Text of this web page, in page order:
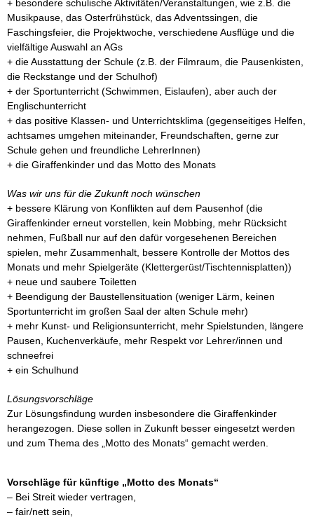
+ besondere schulische Aktivitäten/Veranstaltungen, wie z.B. die
Musikpause, das Osterfrühstück, das Adventssingen, die
Faschingsfeier, die Projektwoche, verschiedene Ausflüge und die
vielfältige Auswahl an AGs
+ die Ausstattung der Schule (z.B. der Filmraum, die Pausenkisten,
die Reckstange und der Schulhof)
+ der Sportunterricht (Schwimmen, Eislaufen), aber auch der
Englischunterricht
+ das positive Klassen- und Unterrichtsklima (gegenseitiges Helfen,
achtsames umgehen miteinander, Freundschaften, gerne zur
Schule gehen und freundliche LehrerInnen)
+ die Giraffenkinder und das Motto des Monats
Was wir uns für die Zukunft noch wünschen
+ bessere Klärung von Konflikten auf dem Pausenhof (die
Giraffenkinder erneut vorstellen, kein Mobbing, mehr Rücksicht
nehmen, Fußball nur auf den dafür vorgesehenen Bereichen
spielen, mehr Zusammenhalt, bessere Kontrolle der Mottos des
Monats und mehr Spielgeräte (Klettergerüst/Tischtennisplatten))
+ neue und saubere Toiletten
+ Beendigung der Baustellensituation (weniger Lärm, keinen
Sportunterricht im großen Saal der alten Schule mehr)
+ mehr Kunst- und Religionsunterricht, mehr Spielstunden, längere
Pausen, Kuchenverkäufe, mehr Respekt vor Lehrer/innen und
schneefrei
+ ein Schulhund
Lösungsvorschläge
Zur Lösungsfindung wurden insbesondere die Giraffenkinder
herangezogen. Diese sollen in Zukunft besser eingesetzt werden
und zum Thema des „Motto des Monats“ gemacht werden.
Vorschläge für künftige „Motto des Monats“
– Bei Streit wieder vertragen,
– fair/nett sein,
möglichkeiten
Mittagessen
und Mensa
Schulordnung
Zusammenarbeit
Elternhaus –
Schule
Krankmeldungen
Mitglied sein
im
Förderverein
Schulstart
Schulwegeplan
Aus dem
Bildergalerie
Archiv
2018/19